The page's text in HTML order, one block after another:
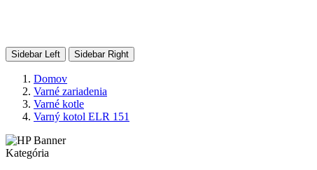
Sidebar Left Sidebar Right
Domov
Varné zariadenia
Varné kotle
Varný kotol ELR 151
Kategória